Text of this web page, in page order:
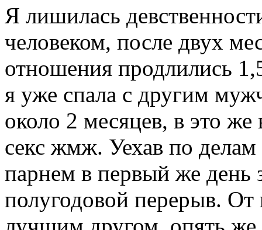
Я лишилась
человеком, после двух
отношения продлились
я уже спала с другим
около 2 месяцев, в это
секс жмж. Уехав по делам
парнем в первый же день
полугодовой перерыв. От